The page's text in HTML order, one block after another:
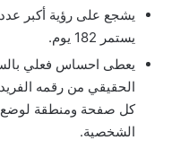
يشجع على رؤية أكبر
يستمر 182 يوم.
يعطى احساس فعلي
الحقيقي من رقمه
كل صفحة ومنطقة لوضع
الشخصية.